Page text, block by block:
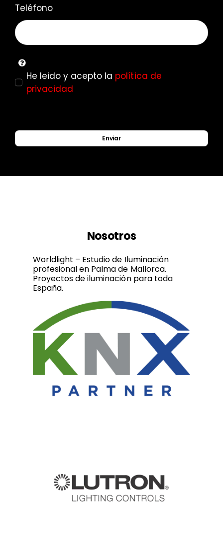
Teléfono
He leido y acepto la política de
privacidad
Enviar
Nosotros
Worldlight – Estudio de Iluminación
profesional en Palma de Mallorca.
Proyectos de iluminación para toda
España.